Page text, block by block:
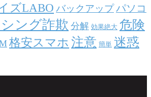
ズLABO バックアップパソコ
ング詐欺 分解 効果絶大 危険
格安スマホ 注意 簡単 迷惑